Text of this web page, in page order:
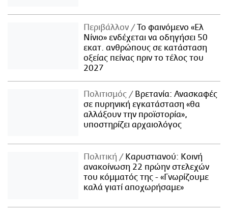
Περιβάλλον
Το φαινόμενο «Ελ
Νίνιο» ενδέχεται να οδηγήσει 50
εκατ. ανθρώπους σε κατάσταση
οξείας πείνας πριν το τέλος του
2027
Πολιτισμός
Βρετανία: Ανασκαφές
σε πυρηνική εγκατάσταση «θα
αλλάξουν την προϊστορία»,
υποστηρίζει αρχαιολόγος
Πολιτική
Καρυστιανού: Κοινή
ανακοίνωση 22 πρώην στελεχών
του κόμματός της - «Γνωρίζουμε
καλά γιατί αποχωρήσαμε»